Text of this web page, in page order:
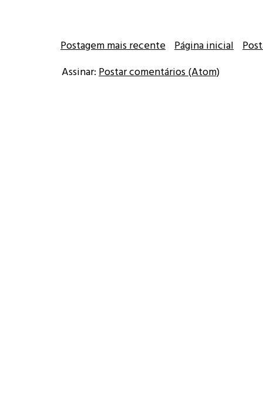
Postagem mais recente Página inicial
Assinar: Postar comentários (Atom)